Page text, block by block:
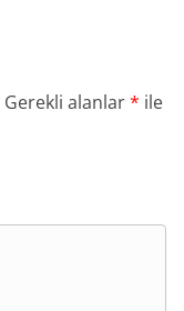
Gerekli alanlar* ile